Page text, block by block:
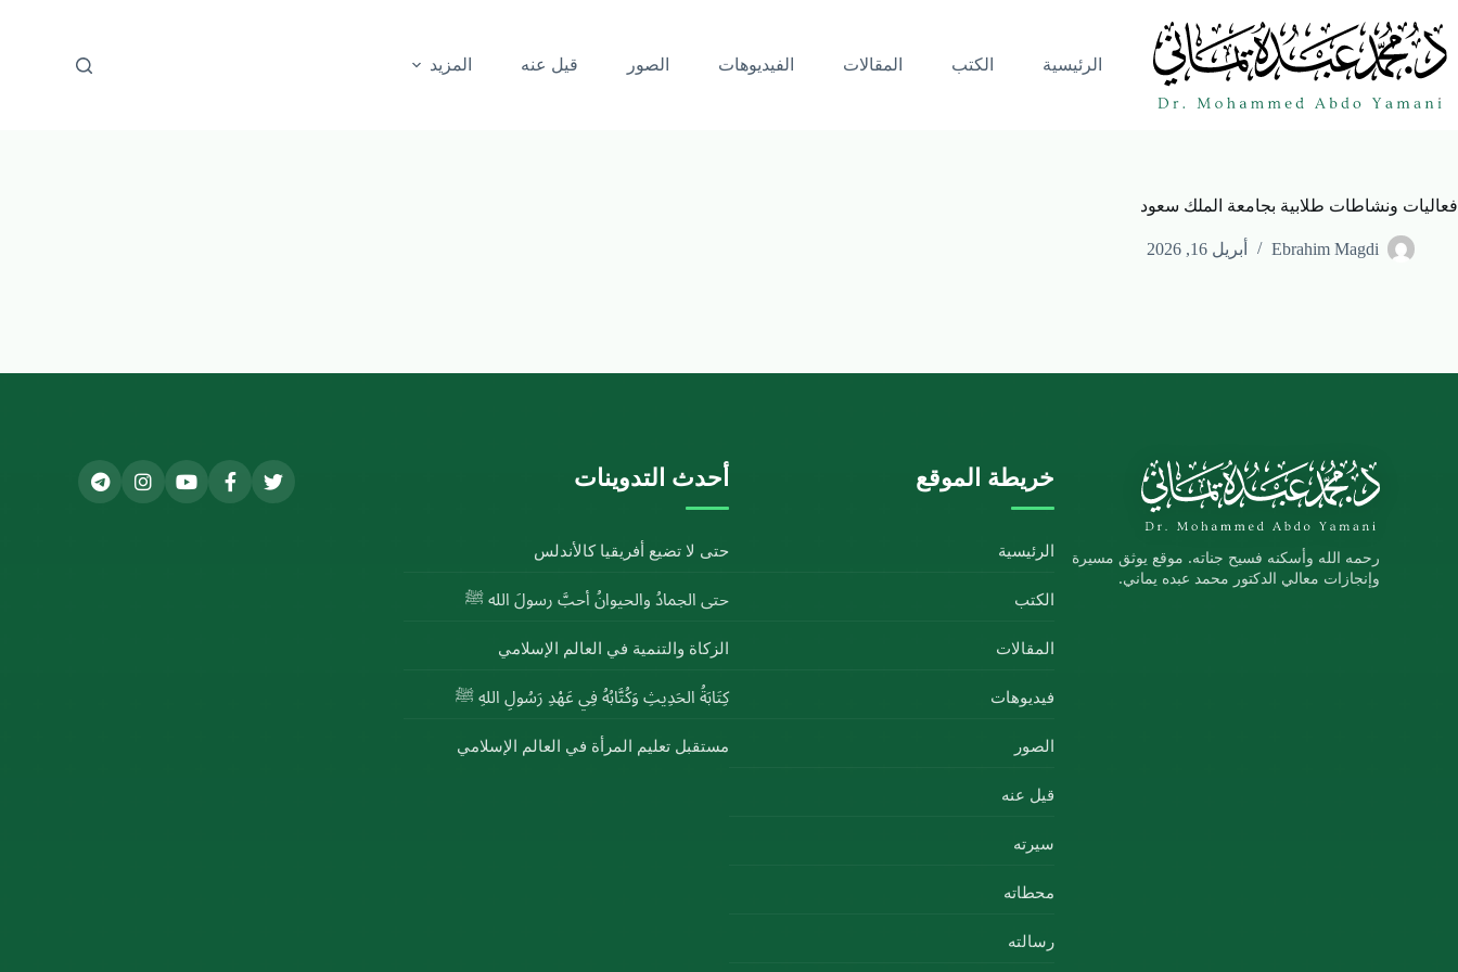
الرئيسية الكتب المقالات الفيديوهات الصور قيل عنه المزيد
فعاليات ونشاطات طلابية بجامعة الملك سعود
Ebrahim Magdi أبريل 16, 2026
رحمه الله وأسكنه فسيح جناته. موقع يوثق مسيرة
وإنجازات معالي الدكتور محمد عبده يماني.
خريطة الموقع
الرئيسية
الكتب
المقالات
فيديوهات
الصور
قيل عنه
سيرته
محطاته
رسالته
أحدث التدوينات
حتى لا تضيع أفريقيا كالأندلس
حتى الجمادُ والحيوانُ أحبَّ رسولَ الله ﷺ
الزكاة والتنمية في العالم الإسلامي
كِتَابَةُ الحَدِيثِ وَكُتَّابُهُ فِي عَهْدِ رَسُولِ اللهِ ﷺ
مستقبل تعليم المرأة في العالم الإسلامي